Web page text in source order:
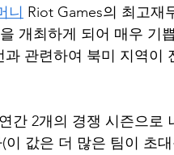
니 Riot Games의 최고재
개최하게 되어 매우 기
관련하여 북미 지역이
간 2개의 경쟁 시즌으로
이 값은 더 많은 팀이 초